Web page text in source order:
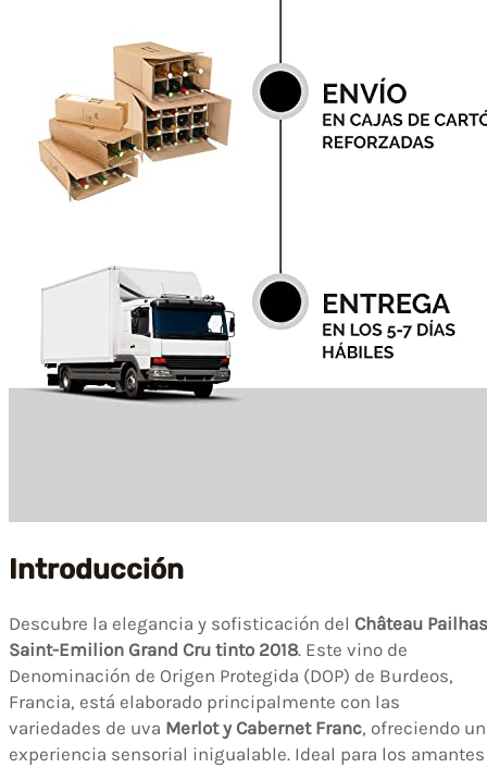
Introducción
Descubre la elegancia y sofisticación del Château Pailhas
Saint-Emilion Grand Cru tinto 2018. Este vino de
Denominación de Origen Protegida (DOP) de Burdeos,
Francia, está elaborado principalmente con las
variedades de uva Merlot y Cabernet Franc, ofreciendo
experiencia sensorial inigualable. Ideal para los amantes